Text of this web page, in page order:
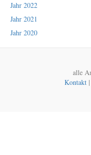
Jahr 2022
Jahr 2021
Jahr 2020
alle
Kontakt|